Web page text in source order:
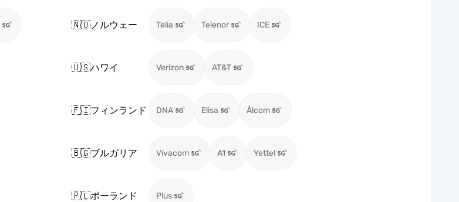
🇳🇴 ノルウェー Telia Telenor ICE
🇺🇸ハワイ Verizon AT&T
🇫🇮フィンランド DNA Elisa Ålcom
🇧🇬ブルガリア Vivacom A1 Yettel
🇵🇱ポーランド Plus